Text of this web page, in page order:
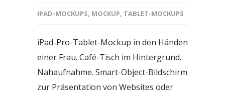
IPAD-MOCKUPS, MOCKUP, TABLET-MOCKUPS
iPad-Pro-Tablet-Mockup in den Händen
einer Frau. Café-Tisch im Hintergrund.
Nahaufnahme. Smart-Object-Bildschirm
zur Präsentation von Websites oder